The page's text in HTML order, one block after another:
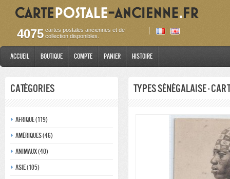
4075 cartes postales anciennes et de
collection disponibles.
Accueil Boutique Compte Panier Histoire
Catégories
Afrique (119)
Amériques (46)
Animaux (40)
Asie (105)
Types Sénégalaise -